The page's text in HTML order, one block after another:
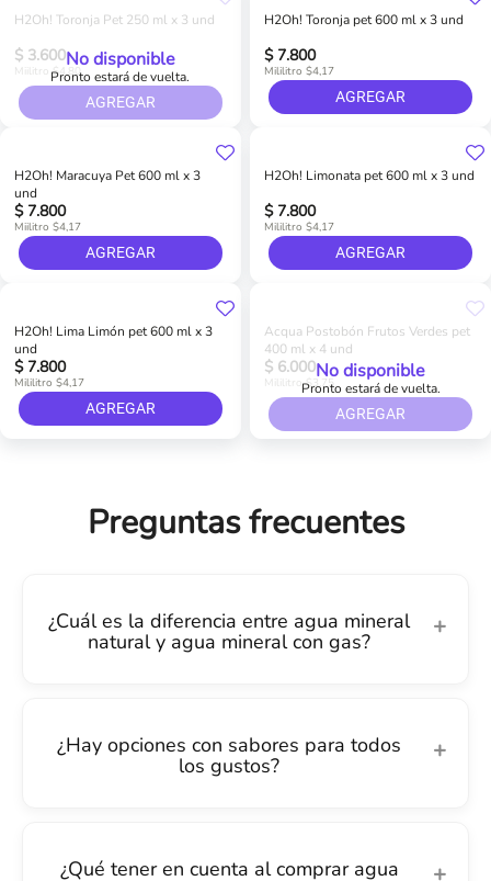
H2Oh! Toronja Pet 250 ml x 3 und
$ 3.600
Miilitro $4,80No disponible
Pronto estará de vuelta.
AGREGAR
H2Oh! Toronja pet 600 ml x 3 und
$ 7.800
Mililitro $4,17
AGREGAR
H2Oh! Maracuya Pet 600 ml x 3
und
$ 7.800
Miilitro $4,17
AGREGAR
H2Oh! Limonata pet 600 ml x 3 und
$ 7.800
Mililitro $4,17
AGREGAR
H2Oh! Lima Limón pet 600 ml x 3
und
$ 7.800
Mililitro $4,17
AGREGAR
Acqua Postobón Frutos Verdes pet
400 ml x 4 und
$ 6.000
Mililitro $3,75No disponible
Pronto estará de vuelta.
AGREGAR
Preguntas frecuentes
¿Cuál es la diferencia entre agua mineral
natural y agua mineral con gas?
¿Hay opciones con sabores para todos
los gustos?
¿Qué tener en cuenta al comprar agua